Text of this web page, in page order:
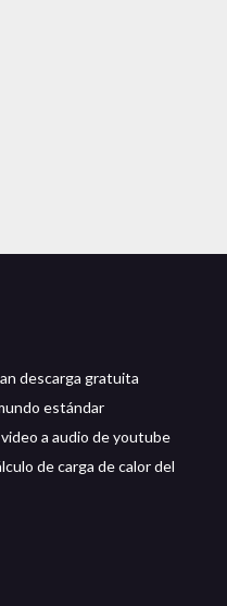
descarga gratuita
estándar
a audio de youtube
de carga de calor del